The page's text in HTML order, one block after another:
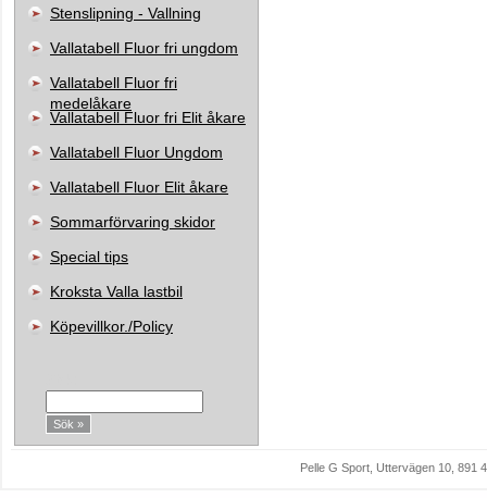
Stenslipning - Vallning
Vallatabell Fluor fri ungdom
Vallatabell Fluor fri
medelåkare
Vallatabell Fluor fri Elit åkare
Vallatabell Fluor Ungdom
Vallatabell Fluor Elit åkare
Sommarförvaring skidor
Special tips
Kroksta Valla lastbil
Köpevillkor./Policy
Pelle G Sport, Uttervägen 10, 891